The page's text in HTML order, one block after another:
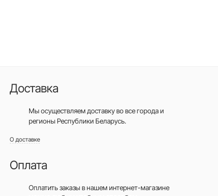
Доставка
Мы осуществляем доставку во все городаи
регионы Республики Беларусь.
О доставке
Оплата
Оплатить заказы в нашем интернет-магазине